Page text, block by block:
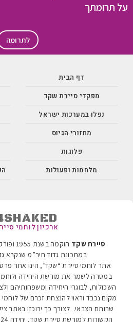
על תרומתך
לתרומה
דף הבית
מפקדי סיירת שקד
נפלו במערכות ישראל
מחזורי הגיוס
פלוגות
מלחמות ופעולות
ארכיון לוחמי
סיירת שקד
במתכונת גדוד חיר”מ שנקרא
אתר לוחמי סיירת “שקד”, הינו אתר
במטרה לשמר את מורשת היחידה
השכולות, לבוגרי היחידה ומשפחותיהם
מקום נכבד וראוי להנצחת זכרם של
שרותם הצבאי. לצורך כך ירוכזו באתר
הקשורות למורשת סיירת שקד, יחידה 424 וללוחמיה.